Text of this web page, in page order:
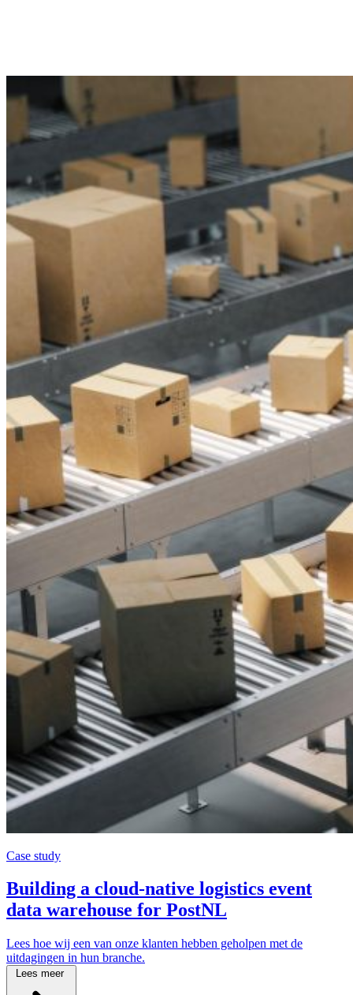
Case study
Building a cloud-native logistics event
data warehouse for PostNL
Lees hoe wij een van onze klanten hebben geholpen met de
uitdagingen in hun branche.
Lees meer